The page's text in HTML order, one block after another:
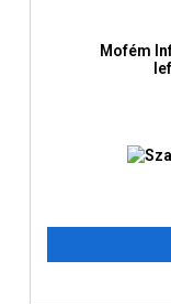
Mofém